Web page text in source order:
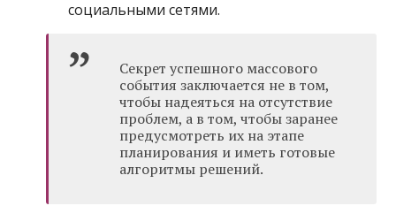
социальными сетями.
Секрет успешного массового
события заключается не в том,
чтобы надеяться на отсутствие
проблем, а в том, чтобы заранее
предусмотреть их на этапе
планирования и иметь готовые
алгоритмы решений.